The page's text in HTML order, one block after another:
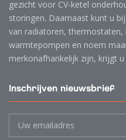
gezicht voor CV-ketel
storingen. Daarnaast kunt u
van radiatoren,
warmtepompen en noem
merkonafhankelijk zijn, krijgt
Inschrijven nieuwsbrief